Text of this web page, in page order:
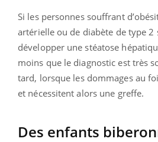
Si les personnes souffrant
artérielle ou de diabète de type 2
développer une stéatose
moins que le diagnostic est très
tard, lorsque les dommages au
et nécessitent alors une greffe.
Des enfants